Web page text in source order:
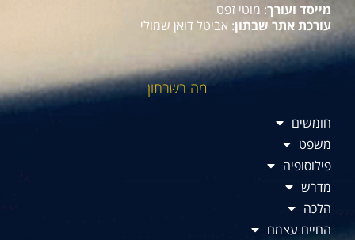
מייסד ועורך: מוטי זפט
עורכת אתר שבתון: אביטל דואן שמולי
מה בשבתון
חומשים
משפט
פילוסופיה
מדרש
הלכה
החיים עצמם